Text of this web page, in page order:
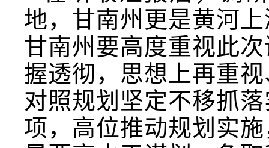
地，甘南州更是黄河
甘南州要高度重视此
握透彻，思想上再重
对照规划坚定不移抓
项，高位推动规划实